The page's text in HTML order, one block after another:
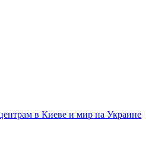
в Киеве и мир на Украине